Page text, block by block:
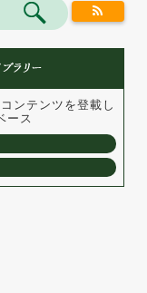
ンテンツを登載し
ース